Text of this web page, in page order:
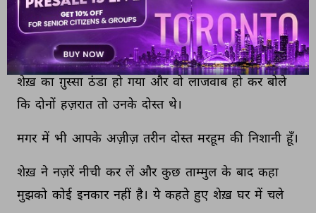
सामने पेश किया और वहां भी नाकामी हुई। क्या उनसे
उनकी
इज़्ज़त-ओ-आबरू में ख़ुदा-ना-ख़ासता बटा लग गया।?
शेख़ का ग़ुस्सा ठंडा हो गया और वो लाजवाब हो कर बोले
कि दोनों हज़रात तो उनके दोस्त थे।
मगर में भी आपके अज़ीज़ तरीन दोस्त मरहूम की निशानी हूँ।
शेख़ ने नज़रें नीची कर लें और कुछ ताम्मुल के बाद कहा
मुझको कोई इनकार नहीं है। ये कहते हुए शेख़ घर में चले